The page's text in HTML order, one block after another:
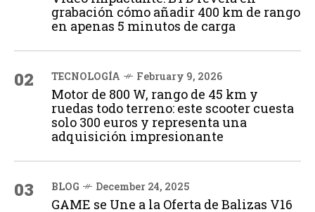
grabación cómo añadir 400 km de rango
en apenas 5 minutos de carga
02 TECNOLOGÍA February 9, 2026
Motor de 800 W, rango de 45 km y
ruedas todo terreno: este scooter cuesta
solo 300 euros y representa una
adquisición impresionante
03 BLOG December 24, 2025
GAME se Une a la Oferta de Balizas V16